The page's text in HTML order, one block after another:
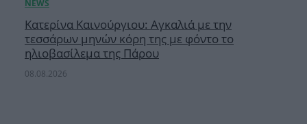
Κατερίνα Καινούργιου: Αγκαλιά με την
τεσσάρων μηνών κόρη της με φόντο το
ηλιοβασίλεμα της Πάρου
08.08.2026